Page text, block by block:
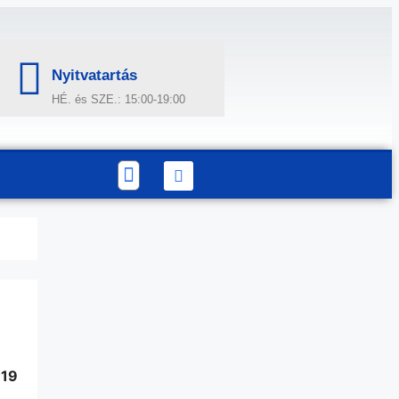
Nyitvatartás
HÉ. és SZE.: 15:00-19:00